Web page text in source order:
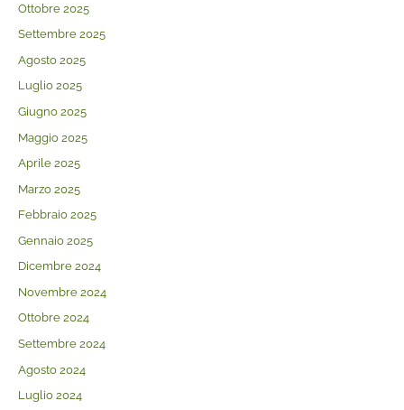
Ottobre 2025
Settembre 2025
Agosto 2025
Luglio 2025
Giugno 2025
Maggio 2025
Aprile 2025
Marzo 2025
Febbraio 2025
Gennaio 2025
Dicembre 2024
Novembre 2024
Ottobre 2024
Settembre 2024
Agosto 2024
Luglio 2024